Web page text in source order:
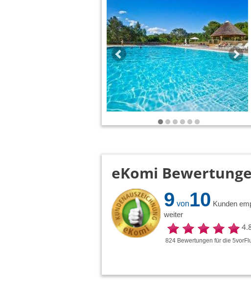
eKomi
9 von10 Kunden
weiter
824 Bewertungen für die